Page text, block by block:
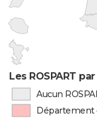
Les ROSPART
Aucun
Département